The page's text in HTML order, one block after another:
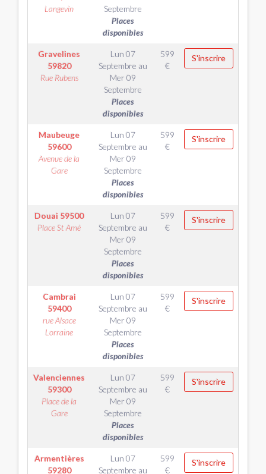
Langevin
Septembre
Places
disponibles
Gravelines
59820
Rue Rubens
Lun 07
Septembre au
Mer 09
Septembre
Places
disponibles
599
€
S'inscrire
Maubeuge
59600
Avenue de la
Gare
Lun 07
Septembre au
Mer 09
Septembre
Places
disponibles
599
€
S'inscrire
Douai 59500
Place St Amé
Lun 07
Septembre au
Mer 09
Septembre
Places
disponibles
599
€
S'inscrire
Cambrai
59400
rue Alsace
Lorraine
Lun 07
Septembre au
Mer 09
Septembre
Places
disponibles
599
€
S'inscrire
Valenciennes
59300
Place de la
Gare
Lun 07
Septembre au
Mer 09
Septembre
Places
disponibles
599
€
S'inscrire
Armentières
59280
Lun 07
Septembre au
599
€
S'inscrire